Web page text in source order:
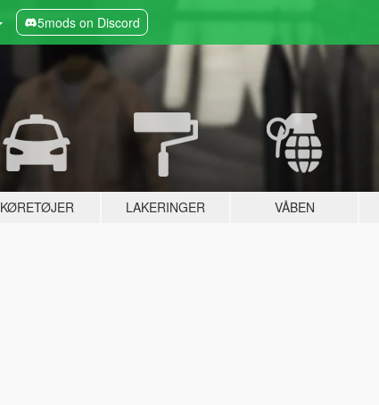
5mods on Discord
KØRETØJER LAKERINGER VÅBEN